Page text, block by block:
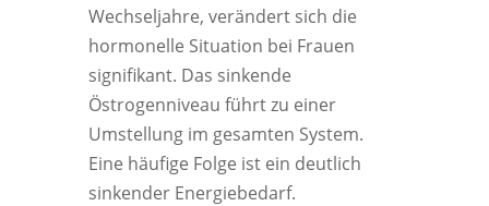
Wechseljahre, verändert sich die
hormonelle Situation bei Frauen
signifikant. Das sinkende
Östrogenniveau führt zu einer
Umstellung im gesamten System.
Eine häufige Folge ist ein deutlich
sinkender Energiebedarf.